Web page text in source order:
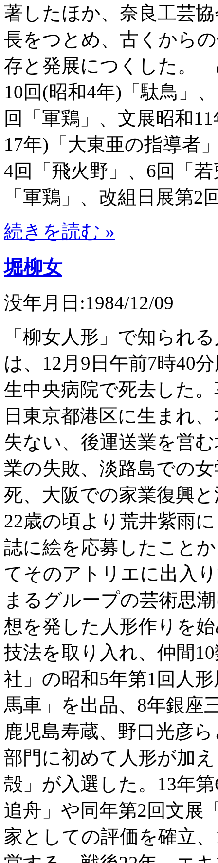
著したほか、奈良工芸
長をつとめ、古くから
存と発展につくした。
10回(昭和4年)「駄鳥」
回「軍鶏」、文展昭和
17年)「大東亜の指導者
4回「飛火野」、6回「
「軍鶏」、改組日展第2
続きを読む »
堀柳女
没年月日:1984/12/09
「柳女人形」で知られ
は、12月9日午前7時40
生中央病院で死去した
日東京都港区に生まれ
失ない、後運送業を営
業の失敗、淡路島での
死、大阪での家業復興
22歳の頃より荒井紫雨
誌に絵を応募したこと
てそのアトリエに出入
まるグループの芸術思
想を発した人形作りを
技法を取り入れ、仲間
社」の昭和5年第1回人
馬車」を出品、8年銀座
鹿児島寿蔵、野口光彦
部門に初めて人形が加
殻」が入選した。13年
追舟」や同年第2回文展
家としての評価を確立